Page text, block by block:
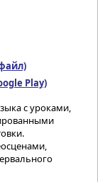
Play)
с уроками,